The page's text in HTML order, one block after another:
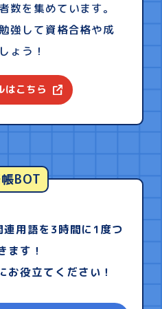
数を集めています。
強して資格合格や成
ょう！
こちら
BOT
用語を3時間に1度つ
ます！
お役立てください！